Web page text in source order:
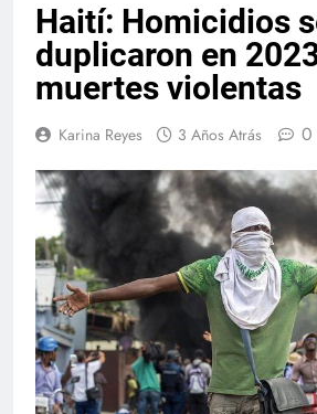
Haití: Homicidios
duplicaron en
muertes violentas
Karina Reyes 3 Años Atrás 0